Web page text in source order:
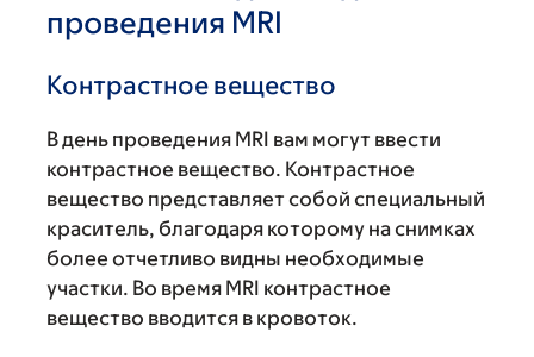
проведения MRI
Контрастное вещество
В день проведения MRI вам могут ввести
контрастное вещество. Контрастное
вещество представляет собой специальный
краситель, благодаря которому на снимках
более отчетливо видны необходимые
участки. Во время MRI контрастное
вещество вводится в кровоток.